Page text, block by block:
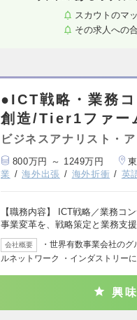
スカウトのマ
その求人への
●ICT戦略・業務
創造/Tier1ファー
ビジネスアナリスト・
800万円 ～ 1249万円
業
海外出張 海外折衝 英
【職務内容】 ICT戦略／業務コ
事業変革を、戦略策定と業務支
会社概要
・世界有数事業会社の
ルネットワーク ・インダストリー
興